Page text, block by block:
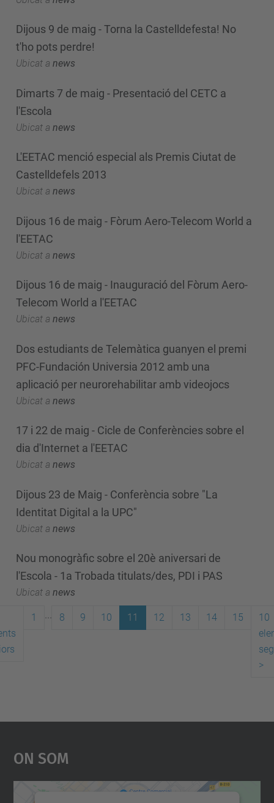
Dijous 9 de maig - Torna la Castelldefesta! No
t'ho pots perdre!
Ubicat a news
Dimarts 7 de maig - Presentació del CETC a
l'Escola
Ubicat a news
L'EETAC menció especial als Premis Ciutat de
Castelldefels 2013
Ubicat a news
Dijous 16 de maig - Fòrum Aero-Telecom World a
l'EETAC
Ubicat a news
Dijous 16 de maig - Inauguració del Fòrum Aero-
Telecom World a l'EETAC
Ubicat a news
Dos estudiants de Telemàtica guanyen el premi
PFC-Fundación Universia 2012 amb una
aplicació per neurorehabilitar amb videojocs
Ubicat a news
17 i 22 de maig - Cicle de Conferències sobre el
dia d'Internet a l'EETAC
Ubicat a news
Dijous 23 de Maig - Conferència sobre "La
Identitat Digital a la UPC"
Ubicat a news
Nou monogràfic sobre el 20è aniversari de
l'Escola - 1a Trobada titulats/des, PDI i PAS
Ubicat a news
1 8 9 10 11 12 13 14 15
10
>
On Som